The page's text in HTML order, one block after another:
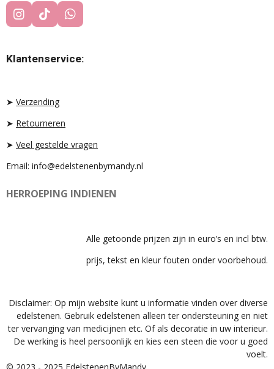
I
N
T
A
A
T
I
T
O
W
H
T
S
Klantenservice:
➤ Verzending
➤ Retourneren
➤ Veel gestelde vragen
Email: info@edelstenenbymandy.nl
HERROEPING INDIENEN
Alle getoonde prijzen zijn in euro’s en incl btw.
prijs, tekst en kleur fouten onder voorbehoud.
Disclaimer: Op mijn website kunt u informatie vinden over diverse
edelstenen. Gebruik edelstenen alleen ter ondersteuning en niet
ter vervanging van medicijnen etc. Of als decoratie in uw interieur.
De werking is heel persoonlijk en kies een steen die voor u goed
voelt.